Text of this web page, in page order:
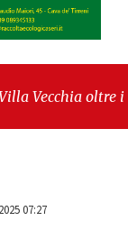
oltre i
07:27